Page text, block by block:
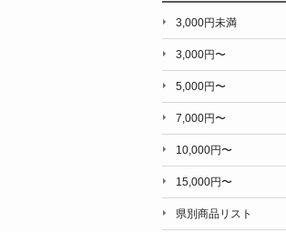
3,000円未満
3,000円〜
5,000円〜
7,000円〜
10,000円〜
15,000円〜
県別商品リスト